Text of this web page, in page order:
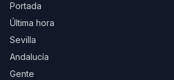
Portada
Última hora
Sevilla
Andalucía
Gente